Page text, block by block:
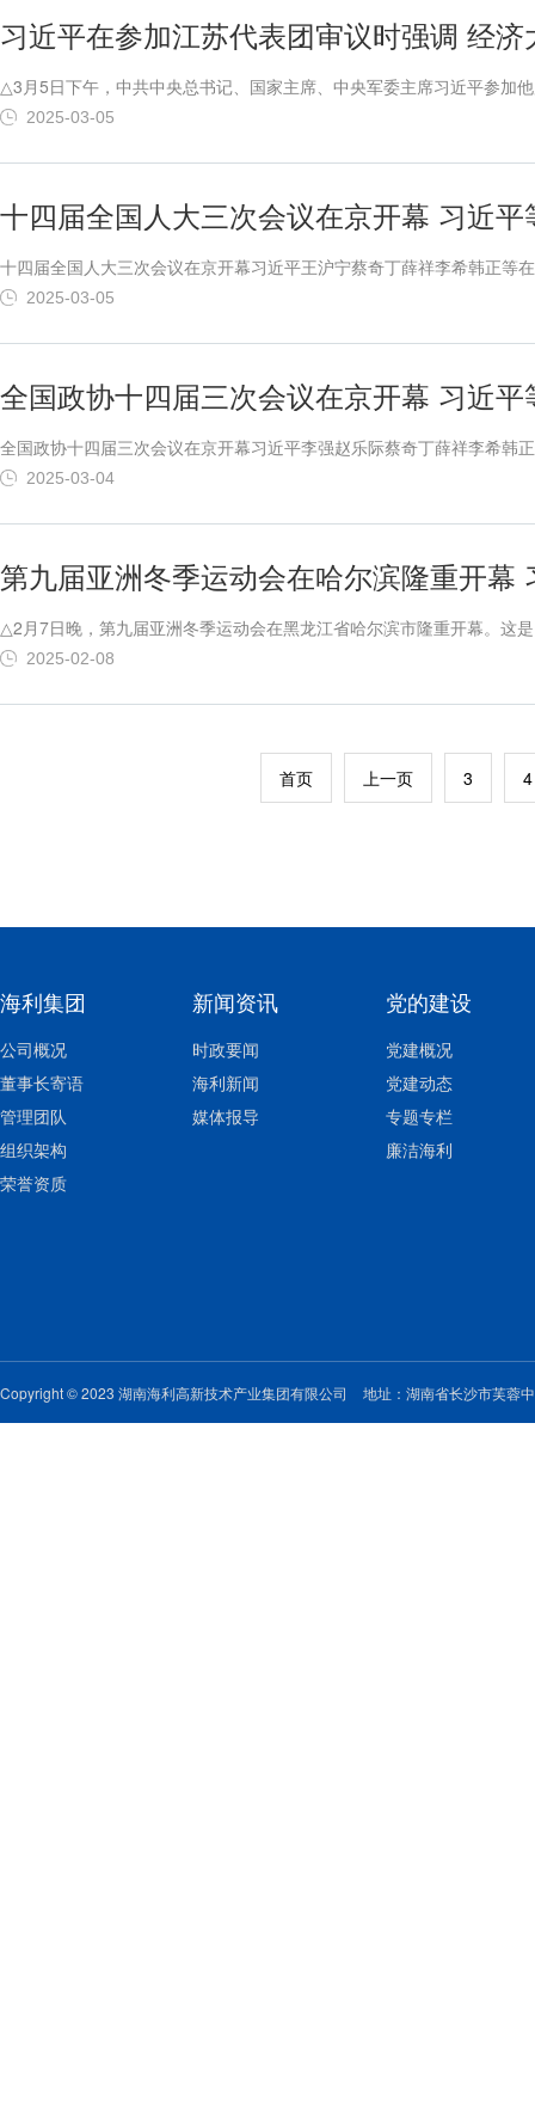
习近平在参加江苏代表团审议时强调 经
△3月5日下午，中共中央总书记、国家主席、中央军委主席习近平参加
委主席习近平参加他所在的十四届全国人大三次会议江苏代表团审议
全国人大三次会议江苏代表团审议时强调，圆满实现“十四五”发展目标
2025-03-05
十四届全国人大三次会议在京开幕 习近
十四届全国人大三次会议在京开幕习近平王沪宁蔡奇丁薛祥李希韩正
第三次会议在北京人民大会堂开幕。党和国家领导人习近平、李强、
会议5日上午在北京人民大会堂开幕。近3000名全国人大代表肩负人民
2025-03-05
全国政协十四届三次会议在京开幕 习近
全国政协十四届三次会议在京开幕习近平李强赵乐际蔡奇丁薛祥李希
四届全国委员会第三次会议在北京人民大会堂开幕。这是习近平、李
奋发有为再绘时代新篇。中国人民政治协商会议第十四届全国委员会第
2025-03-04
第九届亚洲冬季运动会在哈尔滨隆重开
△2月7日晚，第九届亚洲冬季运动会在黑龙江省哈尔滨市隆重开幕。这
幕式并宣布本届亚冬会开幕蔡奇来自亚洲各地的领导人和贵宾等出席
家主席习近平出席开幕式并宣布本届亚冬会开幕。蔡奇、来自亚洲各地
2025-02-08
首页 上一页 3 4
海利集团
公司概况
董事长寄语
管理团队
组织架构
荣誉资质
新闻资讯
时政要闻
海利新闻
媒体报导
党的建设
党建概况
党建动态
专题专栏
廉洁海利
Copyright © 2023 湖南海利高新技术产业集团有限公司 地址：湖南省长沙市芙蓉